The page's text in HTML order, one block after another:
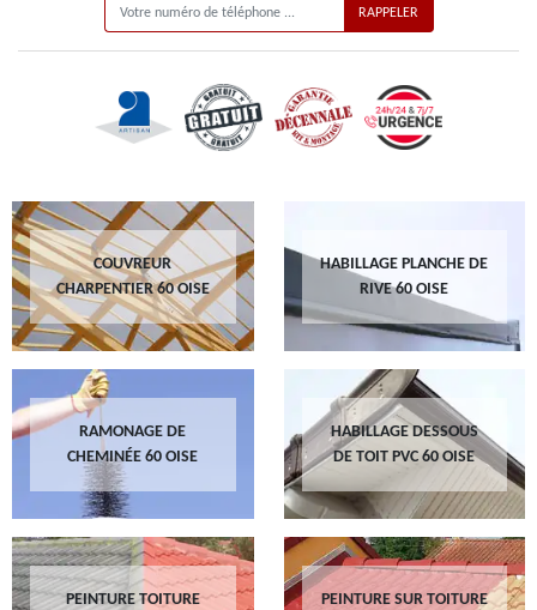
COUVREUR
CHARPENTIER 60 OISE
HABILLAGE PLANCHE DE
RIVE 60 OISE
RAMONAGE DE
CHEMINÉE 60 OISE
HABILLAGE DESSOUS
DE TOIT PVC 60 OISE
PEINTURE TOITURE
PEINTURE SUR TOITURE